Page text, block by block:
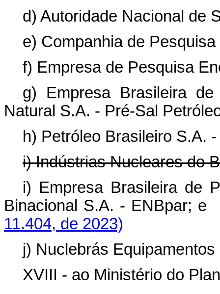
d) Autoridade Nacional de
e) Companhia de
f) Empresa de Pesquisa
g) Empresa Brasileira
Natural S.A. - Pré-Sal
h) Petróleo Brasileiro S.A.
i) Indústrias Nucleares do
i) Empresa Brasileira de
Binacional S.A. -
11.404, de 2023)
j) Nuclebrás
XVIII - ao Ministério do